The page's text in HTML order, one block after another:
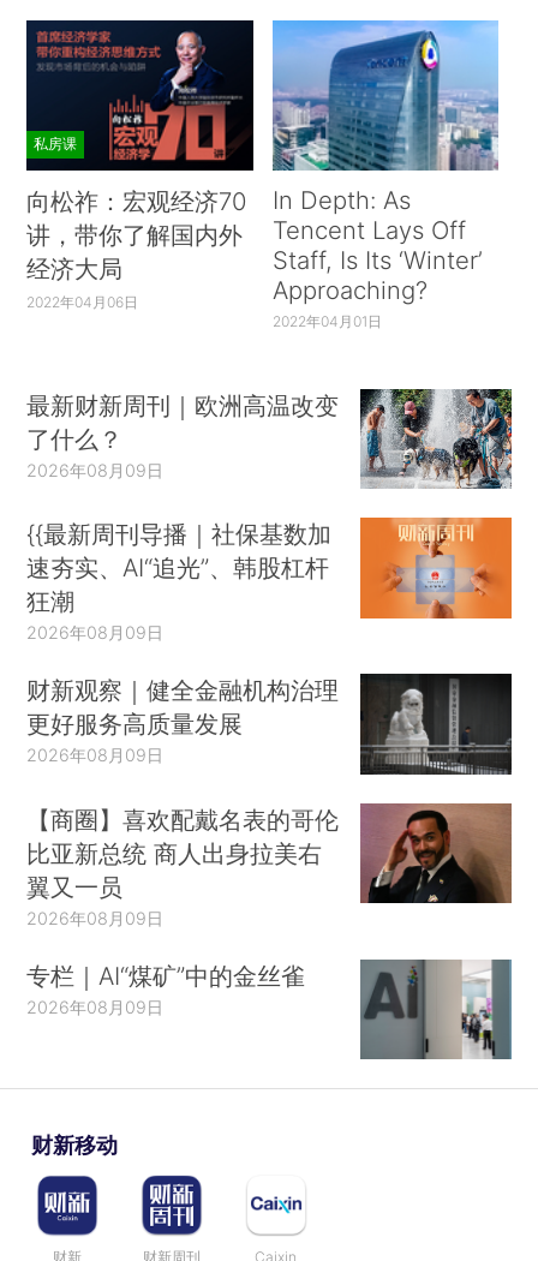
私房课
向松祚：宏观经济70
讲，带你了解国内外
经济大局
2022年04月06日
In Depth: As
Tencent Lays Off
Staff, Is Its ‘Winter’
Approaching?
2022年04月01日
最新财新周刊｜欧洲高温改变
了什么？
2026年08月09日
{{最新周刊导播｜社保基数加
速夯实、AI“追光”、韩股杠杆
狂潮
2026年08月09日
财新观察｜健全金融机构治理
更好服务高质量发展
2026年08月09日
【商圈】喜欢配戴名表的哥伦
比亚新总统 商人出身拉美右
翼又一员
2026年08月09日
专栏｜AI“煤矿”中的金丝雀
2026年08月09日
财新移动
财新 财新周刊 Caixin